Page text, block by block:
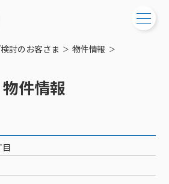
へ
る集合住宅
認・変更
討のお客さま
物件情報
物件情報